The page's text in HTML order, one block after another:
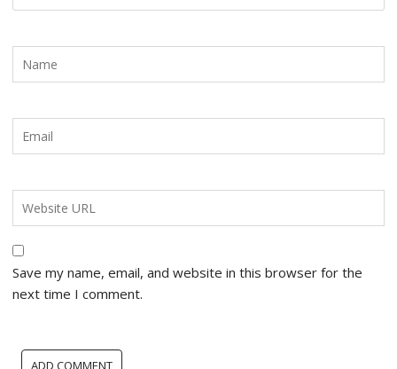
Save my name, email, and website in this browser for the
next time I comment.